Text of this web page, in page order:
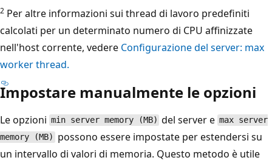
2 Per altre informazioni sui thread di lavoro predefiniti
calcolati per un determinato numero di CPU affinizzate
nell'host corrente, vedere Configurazione del server: max
worker thread.
Impostare manualmente le opzioni
Le opzioni min server memory (MB) del server e max server
memory (MB)
possono essere impostate per estendersi su
un intervallo di valori di memoria. Questo metodo è utile